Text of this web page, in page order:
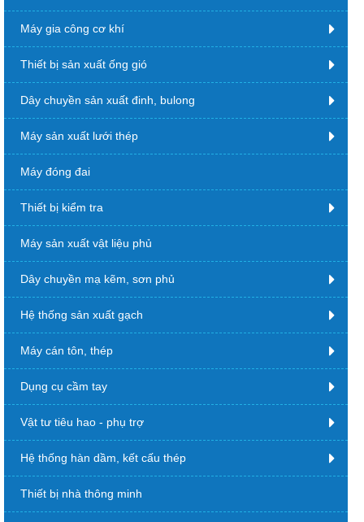
Máy gia công cơ khí
Thiết bị sản xuất ống gió
Dây chuyền sản xuất đinh, bulong
Máy sản xuất lưới thép
Máy đóng đai
Thiết bị kiểm tra
Máy sản xuất vật liệu phủ
Dây chuyền mạ kẽm, sơn phủ
Hệ thống sản xuất gạch
Máy cán tôn, thép
Dụng cụ cầm tay
Vật tư tiêu hao - phụ trợ
Hệ thống hàn dầm, kết cấu thép
Thiết bị nhà thông minh